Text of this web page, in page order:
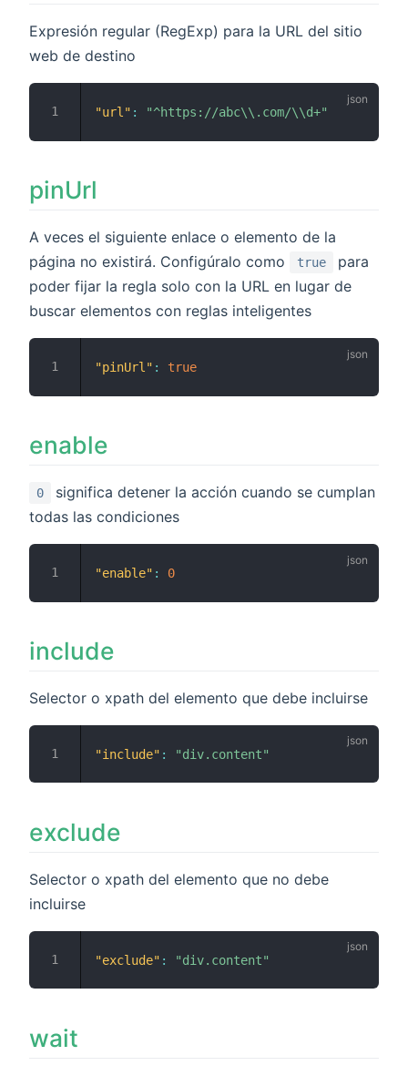
Expresión regular (RegExp) para la URL del sitio
web de destino
"url" : "^https://abc\\.com/\\d+"
pinUrl
A veces el siguiente enlace o elemento de la
página no existirá. Configúralo como
true
para
poder fijar la regla solo con la URL en lugar de
buscar elementos con reglas inteligentes
"pinUrl" : true
enable
0
significa detener la acción cuando se cumplan
todas las condiciones
"enable" : 0
include
Selector o xpath del elemento que debe incluirse
"include" : "div.content"
exclude
Selector o xpath del elemento que no debe
incluirse
"exclude" : "div.content"
wait